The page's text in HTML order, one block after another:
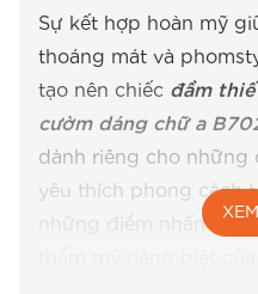
Sự kết hợp hoàn mỹ
thoáng mát và
tạo nên chiếc đầm
cườm dáng chữ a
dành riêng cho những
yêu thích phong cách
những điểm nhấn tinh